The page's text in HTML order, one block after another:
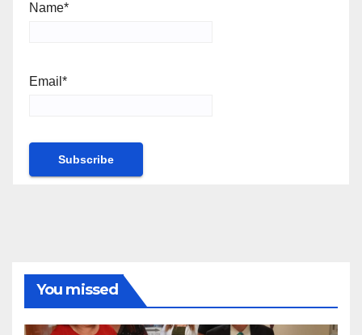
Name*
Email*
You missed